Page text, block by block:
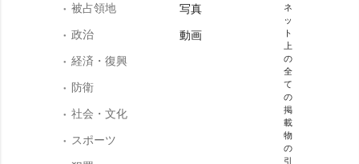
被占領地
政治
経済・復興
防衛
社会・文化
スポーツ
写真
動画
ネ
ッ
ト
上
の
全
て
の
掲
載
物
の
引